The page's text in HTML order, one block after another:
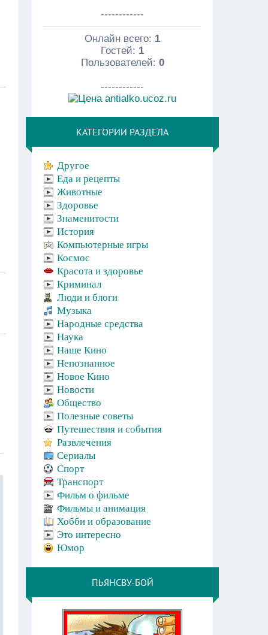
------------
Онлайн всего: 1
Гостей: 1
Пользователей: 0
------------
КАТЕГОРИИ РАЗДЕЛА
Другое
Еда и рецепты
Животные
Здоровье
Знаменитости
История
Компьютерные игры
Космос
Красота и здоровье
Криминал
Люди и блоги
Музыка
Народные средства
Наука
Наше Кино
Непознанное
Новое Кино
Новости
Общество
Полезные советы
Путешествия и события
Развлечения
Сериалы
Спорт
Транспорт
Фильм о фильме
Фильмы и анимация
Хобби и образование
Это интересно
Юмор
ПЬЯНСВУ-БОЙ